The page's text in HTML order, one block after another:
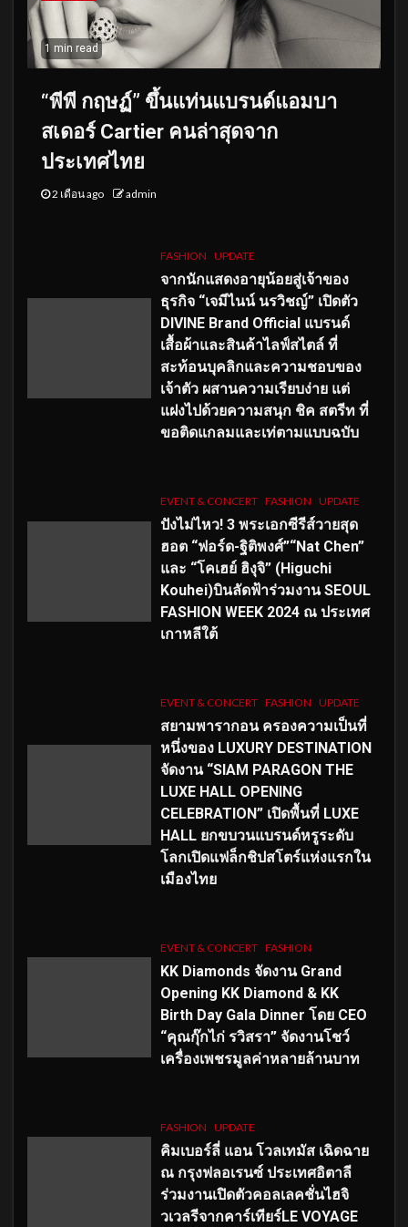
1 min read
“พีพี กฤษฏ์” ขึ้นแท่นแบรนด์แอมบา
สเดอร์ Cartier คนล่าสุดจาก
ประเทศไทย
2 เดือน ago admin
FASHION UPDATE
จากนักแสดงอายุน้อยสู่เจ้าของ
ธุรกิจ “เจมีไนน์ นรวิชญ์” เปิดตัว
DIVINE Brand Official แบรนด์
เสื้อผ้าและสินค้าไลฟ์สไตล์ ที่
สะท้อนบุคลิกและความชอบของ
เจ้าตัว ผสานความเรียบง่าย แต่
แฝงไปด้วยความสนุก ชิค สตรีท ที่
ขอติดแกลมและเท่ตามแบบฉบับ
EVENT & CONCERT FASHION UPDATE
ปังไม่ไหว! 3 พระเอกซีรีส์วายสุด
ฮอต “ฟอร์ด-ฐิติพงศ์”“Nat Chen”
และ “โคเฮย์ ฮิงุจิ” (Higuchi
Kouhei)บินลัดฟ้าร่วมงาน SEOUL
FASHION WEEK 2024 ณ ประเทศ
เกาหลีใต้
EVENT & CONCERT FASHION UPDATE
สยามพารากอน ครองความเป็นที่
หนึ่งของ LUXURY DESTINATION
จัดงาน “SIAM PARAGON THE
LUXE HALL OPENING
CELEBRATION” เปิดพื้นที่ LUXE
HALL ยกขบวนแบรนด์หรูระดับ
โลกเปิดแฟล็กชิปสโตร์แห่งแรกใน
เมืองไทย
EVENT & CONCERT FASHION
KK Diamonds จัดงาน Grand
Opening KK Diamond & KK
Birth Day Gala Dinner โดย CEO
“คุณกุ๊กไก่ รวิสรา” จัดงานโชว์
เครื่องเพชรมูลค่าหลายล้านบาท
FASHION UPDATE
คิมเบอร์ลี่ แอน โวลเทมัส เฉิดฉาย
ณ กรุงฟลอเรนซ์ ประเทศอิตาลี
ร่วมงานเปิดตัวคอลเลคชั่นไฮจิ
วเวลรีจากคาร์เทียร์LE VOYAGE